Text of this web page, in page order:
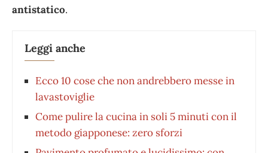
antistatico.
Leggi anche
Ecco 10 cose che non andrebbero messe in
lavastoviglie
Come pulire la cucina in soli 5 minuti con il
metodo giapponese: zero sforzi